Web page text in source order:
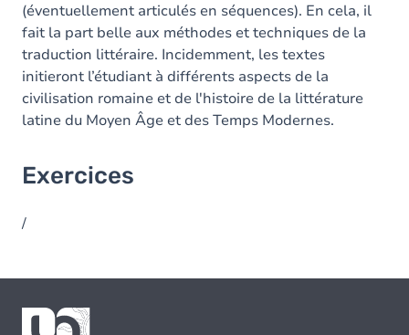
(éventuellement articulés en séquences). En cela, il
fait la part belle aux méthodes et techniques de la
traduction littéraire. Incidemment, les textes
initieront l’étudiant à différents aspects de la
civilisation romaine et de l'histoire de la littérature
latine du Moyen Âge et des Temps Modernes.
Exercices
/